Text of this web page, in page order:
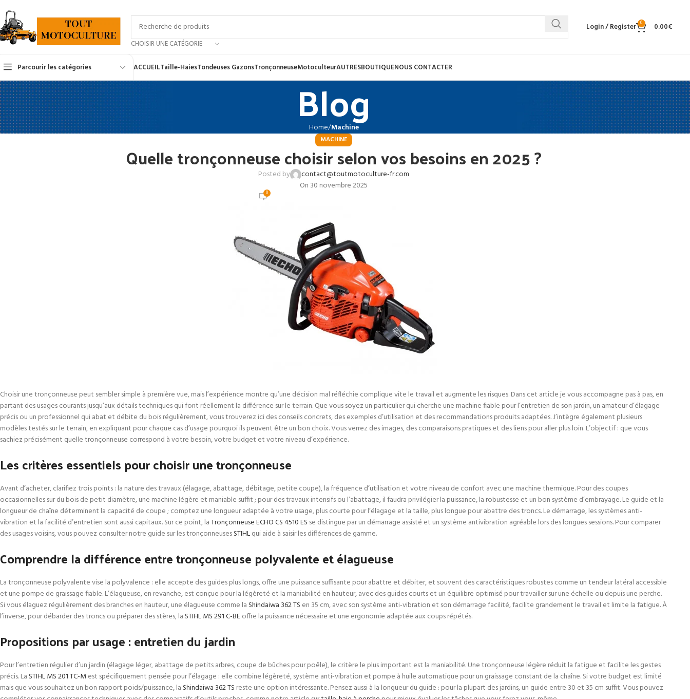
CHOISIR UNE CATÉGORIE
Login / Register 0 0.00€
Parcourir les catégories ACCUEILTaille-HaiesTondeuses GazonsTronçonneuseMotoculteurAUTRESBOUTIQUENOUS CONTACTER
Blog
Home Machine
MACHINE
Quelle tronçonneuse choisir selon vos besoins en 2025 ?
Posted by
contact@toutmotoculture-fr.com
On 30 novembre 2025
0
Choisir une tronçonneuse peut sembler simple à première vue, mais l’expérience montre qu’une décision mal réfléchie complique vite le travail et augmente les risques. Dans cet article je vous accompagne pas à pas, en
partant des usages courants jusqu’aux détails techniques qui font réellement la différence sur le terrain. Que vous soyez un particulier qui cherche une machine fiable pour l’entretien de son jardin, un amateur d’élagage
précis ou un professionnel qui abat et débite du bois régulièrement, vous trouverez ici des conseils concrets, des exemples d’utilisation et des recommandations produits adaptées. J’intègre également plusieurs
modèles testés sur le terrain, en expliquant pour chaque cas d’usage pourquoi ils peuvent être un bon choix. Vous verrez des images, des comparaisons pratiques et des liens pour aller plus loin. L’objectif : que vous
sachiez précisément quelle tronçonneuse correspond à votre besoin, votre budget et votre niveau d’expérience.
Les critères essentiels pour choisir une tronçonneuse
Avant d’acheter, clarifiez trois points : la nature des travaux (élagage, abattage, débitage, petite coupe), la fréquence d’utilisation et votre niveau de confort avec une machine thermique. Pour des coupes
occasionnelles sur du bois de petit diamètre, une machine légère et maniable suffit ; pour des travaux intensifs ou l’abattage, il faudra privilégier la puissance, la robustesse et un bon système d’embrayage. Le guide et la
longueur de chaîne déterminent la capacité de coupe ; comptez une longueur adaptée à votre usage, plus courte pour l’élagage et la taille, plus longue pour abattre des troncs. Le démarrage, les systèmes anti-
vibration et la facilité d’entretien sont aussi capitaux. Sur ce point, laTronçonneuse ECHO CS 4510 ES se distingue par un démarrage assisté et un système antivibration agréable lors des longues sessions. Pour comparer
des usages voisins, vous pouvez consulter notre guide sur les tronçonneusesSTIHLqui aide à saisir les différences de gamme.
Comprendre la différence entre tronçonneuse polyvalente et élagueuse
La tronçonneuse polyvalente vise la polyvalence : elle accepte des guides plus longs, offre une puissance suffisante pour abattre et débiter, et souvent des caractéristiques robustes comme un tendeur latéral accessible
et une pompe de graissage fiable. L’élagueuse, en revanche, est conçue pour la légèreté et la maniabilité en hauteur, avec des guides courts et un équilibre optimisé pour travailler sur une échelle ou depuis une perche.
Si vous élaguez régulièrement des branches en hauteur, une élagueuse comme la Shindaiwa 362 TS en 35 cm, avec son système anti-vibration et son démarrage facilité, facilite grandement le travail et limite la fatigue. À
l’inverse, pour débarder des troncs ou préparer des stères, la STIHL MS 291 C-BE offre la puissance nécessaire et une ergonomie adaptée aux coups répétés.
Propositions par usage : entretien du jardin
Pour l’entretien régulier d’un jardin (élagage léger, abattage de petits arbres, coupe de bûches pour poêle), le critère le plus important est la maniabilité. Une tronçonneuse légère réduit la fatigue et facilite les gestes
précis. La STIHL MS 201 TC-Mest spécifiquement pensée pour l’élagage : elle combine légèreté, système anti-vibration et pompe à huile automatique pour un graissage constant de la chaîne. Si votre budget est limité
mais que vous souhaitez un bon rapport poids/puissance, la Shindaiwa 362 TS reste une option intéressante. Pensez aussi à la longueur du guide : pour la plupart des jardins, un guide entre 30 et 35 cm suffit. Vous pouvez